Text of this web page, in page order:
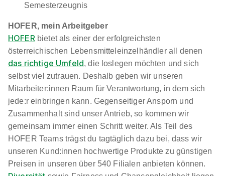
Semesterzeugnis
HOFER, mein Arbeitgeber
HOFER bietet als einer der erfolgreichsten
österreichischen Lebensmitteleinzelhändler all denen
das richtige Umfeld, die loslegen möchten und sich
selbst viel zutrauen. Deshalb geben wir unseren
Mitarbeiter:innen Raum für Verantwortung, in dem sich
jede:r einbringen kann. Gegenseitiger Ansporn und
Zusammenhalt sind unser Antrieb, so kommen wir
gemeinsam immer einen Schritt weiter. Als Teil des
HOFER Teams trägst du tagtäglich dazu bei, dass wir
unseren Kund:innen hochwertige Produkte zu günstigen
Preisen in unseren über 540 Filialen anbieten können.